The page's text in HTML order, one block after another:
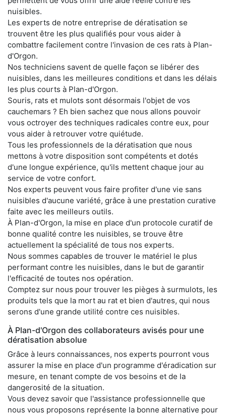
nuisibles.
Les experts de notre entreprise de dératisation se
trouvent être les plus qualifiés pour vous aider à
combattre facilement contre l'invasion de ces rats à Plan-
d'Orgon.
Nos techniciens savent de quelle façon se libérer des
nuisibles, dans les meilleures conditions et dans les délais
les plus courts à Plan-d'Orgon.
Souris, rats et mulots sont désormais l'objet de vos
cauchemars ? Eh bien sachez que nous allons pouvoir
vous octroyer des techniques radicales contre eux, pour
vous aider à retrouver votre quiétude.
Tous les professionnels de la dératisation que nous
mettons à votre disposition sont compétents et dotés
d'une longue expérience, qu'ils mettent chaque jour au
service de votre confort.
Nos experts peuvent vous faire profiter d'une vie sans
nuisibles d'aucune variété, grâce à une prestation curative
faite avec les meilleurs outils.
À Plan-d'Orgon, la mise en place d'un protocole curatif de
bonne qualité contre les nuisibles, se trouve être
actuellement la spécialité de tous nos experts.
Nous sommes capables de trouver le matériel le plus
performant contre les nuisibles, dans le but de garantir
l'efficacité de toutes nos opération.
Comptez sur nous pour trouver les pièges à surmulots, les
produits tels que la mort au rat et bien d'autres, qui nous
serons d'une grande utilité contre ces nuisibles.
À Plan-d'Orgon des collaborateurs avisés pour une
dératisation absolue
Grâce à leurs connaissances, nos experts pourront vous
assurer la mise en place d'un programme d'éradication sur
mesure, en tenant compte de vos besoins et de la
dangerosité de la situation.
Vous devez savoir que l'assistance professionnelle que
nous vous proposons représente la bonne alternative pour